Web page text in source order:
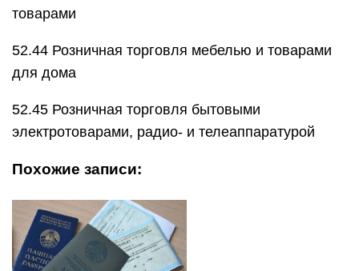
товарами
52.44 Розничная торговля мебелью и товарами
для дома
52.45 Розничная торговля бытовыми
электротоварами, радио- и телеаппаратурой
Похожие записи: